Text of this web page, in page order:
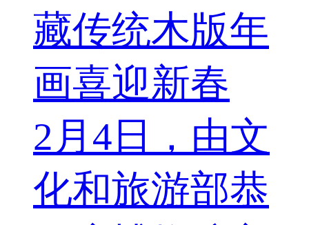
藏传统木版年
画喜迎新春
2月4日，由文
化和旅游部恭